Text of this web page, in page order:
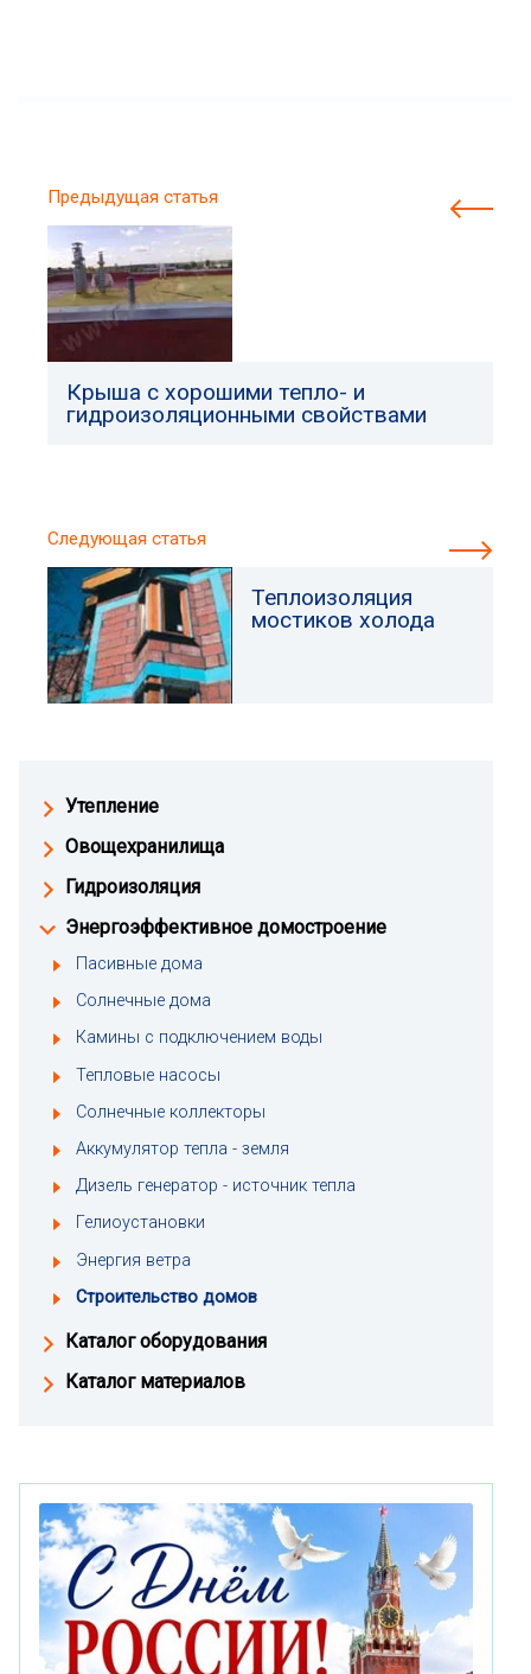
Утепление
Овощехранилища
Гидроизоляция
Энергоэффективное домостроение
Пасивные дома
Солнечные дома
Камины с подключением воды
Тепловые насосы
Солнечные коллекторы
Аккумулятор тепла - земля
Дизель генератор - источник тепла
Гелиоустановки
Энергия ветра
Строительство домов
Каталог оборудования
Каталог материалов
Предыдущая статья
Крыша с хорошими тепло- и
гидроизоляционными свойствами
Следующая статья
Теплоизоляция
мостиков холода